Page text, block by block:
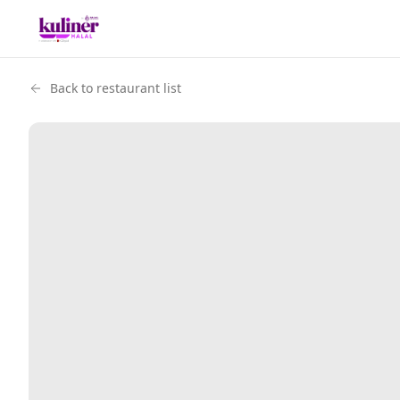
Back to restaurant list